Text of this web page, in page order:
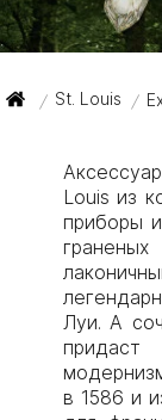
/ St. Louis /
Louis из
приборы
Луи. А
в 1586 и